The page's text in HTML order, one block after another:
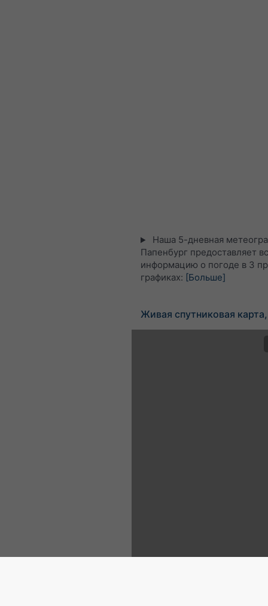
Наша 5-дневная
Папенбург предоставляет
информацию о погоде в 3
графиках: [Больше]
Живая спутниковая